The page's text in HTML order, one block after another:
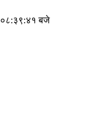
०८:३९:४१ बजे